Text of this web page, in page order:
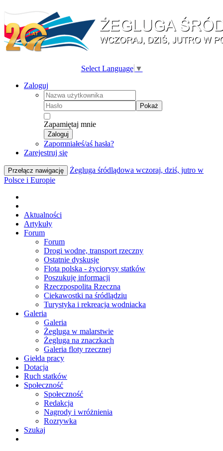
Select Language ▼
Zaloguj
Pokaż
Zapamiętaj mnie
Zaloguj
Zapomniałeś/aś hasła?
Zarejestruj się
Przełącz nawigację
Żegluga śródlądowa wczoraj, dziś, jutro w
Polsce i Europie
Aktualności
Artykuły
Forum
Forum
Drogi wodne, transport rzeczny
Ostatnie dyskusje
Flota polska - życiorysy statków
Poszukuję informacji
Rzeczpospolita Rzeczna
Ciekawostki na śródlądziu
Turystyka i rekreacja wodniacka
Galeria
Galeria
Żegluga w malarstwie
Żegluga na znaczkach
Galeria floty rzecznej
Giełda pracy
Dotacja
Ruch statków
Społeczność
Społeczność
Redakcja
Nagrody i wróżnienia
Rozrywka
Szukaj